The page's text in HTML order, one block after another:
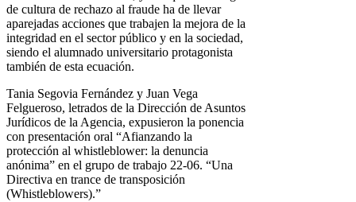
de cultura de rechazo al fraude ha de llevar
aparejadas acciones que trabajen la mejora de la
integridad en el sector público y en la sociedad,
siendo el alumnado universitario protagonista
también de esta ecuación.
Tania Segovia Fernández y Juan Vega
Felgueroso, letrados de la Dirección de Asuntos
Jurídicos de la Agencia, expusieron la ponencia
con presentación oral “Afianzando la
protección al whistleblower: la denuncia
anónima” en el grupo de trabajo 22-06. “Una
Directiva en trance de transposición
(Whistleblowers).”